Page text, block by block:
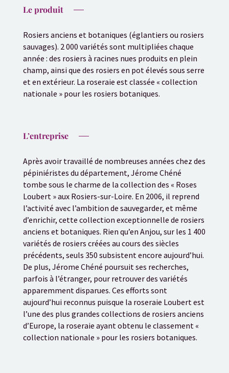
Le produit
Rosiers anciens et botaniques (églantiers ou rosiers
sauvages). 2 000 variétés sont multipliées chaque
année : des rosiers à racines nues produits en plein
champ, ainsi que des rosiers en pot élevés sous serre
et en extérieur. La roseraie est classée « collection
nationale » pour les rosiers botaniques.
L’entreprise
Après avoir travaillé de nombreuses années chez des
pépiniéristes du département, Jérome Chéné
tombe sous le charme de la collection des « Roses
Loubert » aux Rosiers-sur-Loire. En 2006, il reprend
l’activité avec l’ambition de sauvegarder, et même
d’enrichir, cette collection exceptionnelle de rosiers
anciens et botaniques. Rien qu’en Anjou, sur les 1 400
variétés de rosiers créées au cours des siècles
précédents, seuls 350 subsistent encore aujourd’hui.
De plus, Jérome Chéné poursuit ses recherches,
parfois à l’étranger, pour retrouver des variétés
apparemment disparues. Ces efforts sont
aujourd’hui reconnus puisque la roseraie Loubert est
l’une des plus grandes collections de rosiers anciens
d’Europe, la roseraie ayant obtenu le classement «
collection nationale » pour les rosiers botaniques.